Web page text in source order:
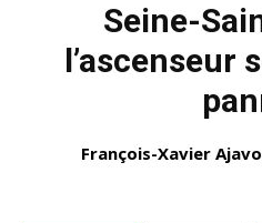
Seine-
l’ascenseur
François-Xavier